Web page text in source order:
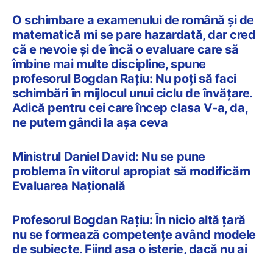
O schimbare a examenului de română și de
matematică mi se pare hazardată, dar cred
că e nevoie și de încă o evaluare care să
îmbine mai multe discipline, spune
profesorul Bogdan Rațiu: Nu poți să faci
schimbări în mijlocul unui ciclu de învățare.
Adică pentru cei care încep clasa V-a, da,
ne putem gândi la așa ceva
Ministrul Daniel David: Nu se pune
problema în viitorul apropiat să modificăm
Evaluarea Națională
Profesorul Bogdan Rațiu: În nicio altă țară
nu se formează competențe având modele
de subiecte. Fiind așa o isterie, dacă nu ai